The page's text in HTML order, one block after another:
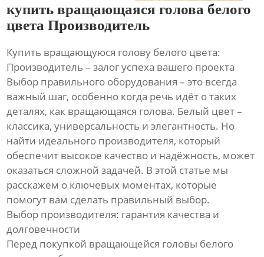
купить вращающаяся голова белого
цвета Производитель
Купить вращающуюся голову белого цвета:
Производитель – залог успеха вашего проекта
Выбор правильного оборудования – это всегда
важный шаг, особенно когда речь идёт о таких
деталях, как вращающаяся голова. Белый цвет –
классика, универсальность и элегантность. Но
найти идеального производителя, который
обеспечит высокое качество и надёжность, может
оказаться сложной задачей. В этой статье мы
расскажем о ключевых моментах, которые
помогут вам сделать правильный выбор.
Выбор производителя: гарантия качества и
долговечности
Перед покупкой вращающейся головы белого